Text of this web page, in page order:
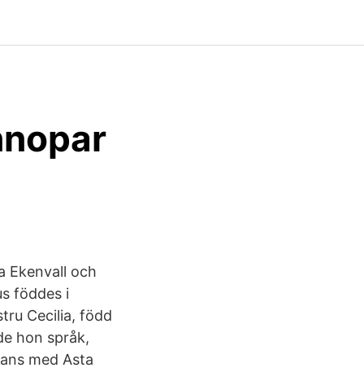
Ekenvall och
föddes i
Cecilia, född
hon språk,
med Asta